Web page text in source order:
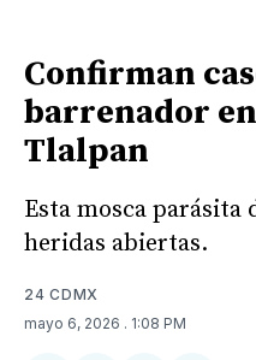
Confirman
barrenador
Tlalpan
Esta mosca parásita
heridas abiertas.
24 CDMX
mayo 6, 2026 . 1:08 PM